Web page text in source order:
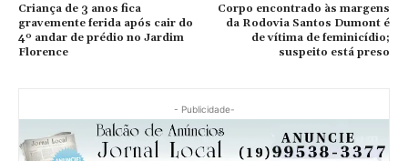
Criança de 3 anos fica
gravemente ferida após cair do
4º andar de prédio no Jardim
Florence
Corpo encontrado às margens
da Rodovia Santos Dumont é
de vítima de feminicídio;
suspeito está preso
- Publicidade-